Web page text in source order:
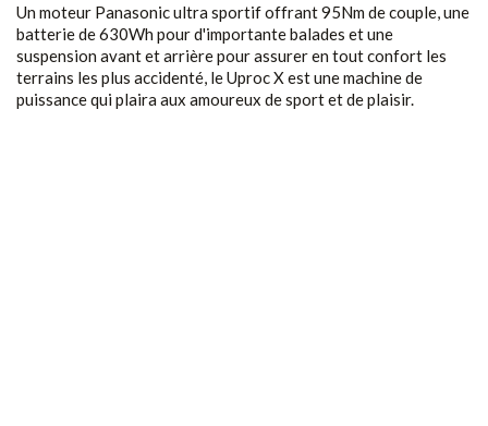
Un moteur Panasonic ultra sportif offrant 95Nm de couple, une
batterie de 630Wh pour d'importante balades et une
suspension avant et arrière pour assurer en tout confort les
terrains les plus accidenté, le Uproc X est une machine de
puissance qui plaira aux amoureux de sport et de plaisir.